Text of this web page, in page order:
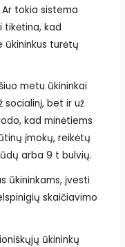
tokia sistema
tikėtina, kad
ūkininkus turėtų
metu ūkininkai
bet ir už
kad minėtiems
įmokų, reikėtų
arba 9 t bulvių.
ūkininkams, įvesti
skaičiavimo
ūkininkų